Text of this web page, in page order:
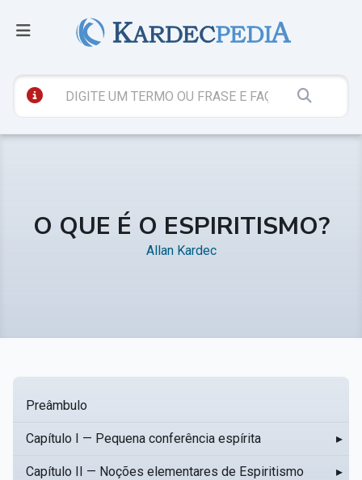
O QUE É O ESPIRITISMO?
Allan Kardec
Preâmbulo
Capítulo I — Pequena conferência espírita ▸
Capítulo II — Noções elementares de Espiritismo ▸